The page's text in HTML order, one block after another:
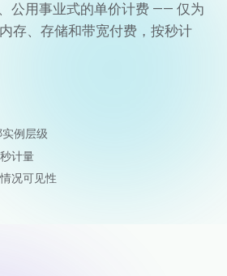
公用事业式的单价计费 —— 仅为
存、存储和带宽付费，按秒计
例层级
计量
况可见性